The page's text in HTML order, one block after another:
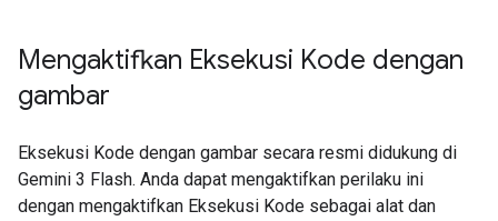
Mengaktifkan Eksekusi Kode dengan
gambar
Eksekusi Kode dengan gambar secara resmi didukung di
Gemini 3 Flash. Anda dapat mengaktifkan perilaku ini
dengan mengaktifkan Eksekusi Kode sebagai alat dan